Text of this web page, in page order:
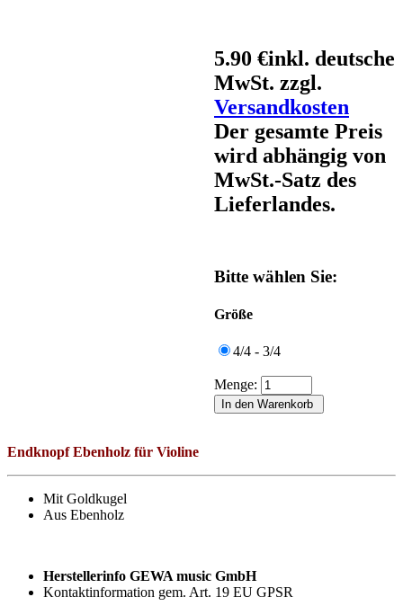
5.90 €inkl. deutsche
MwSt. zzgl.
Versandkosten
Der gesamte Preis
wird abhängig von
MwSt.-Satz des
Lieferlandes.
Bitte wählen Sie:
Größe
4/4 - 3/4
Menge:
Endknopf Ebenholz für Violine
Mit Goldkugel
Aus Ebenholz
Herstellerinfo GEWA music GmbH
Kontaktinformation gem. Art. 19 EU GPSR